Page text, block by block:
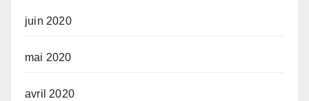
juin 2020
mai 2020
avril 2020